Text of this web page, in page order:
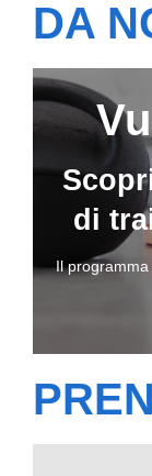
DA
di
Il